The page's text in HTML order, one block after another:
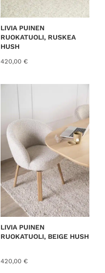
LIVIA PUINEN
RUOKATUOLI, RUSKEA
HUSH
420,00 €
LIVIA PUINEN
RUOKATUOLI, BEIGE HUSH
420,00 €